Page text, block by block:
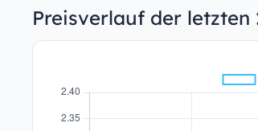
Preisverlauf der letzten